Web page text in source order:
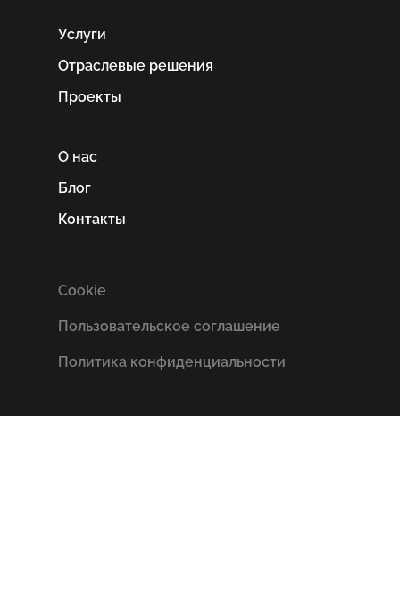
Услуги
Отраслевые решения
Проекты
О нас
Блог
Контакты
Cookie
Пользовательское соглашение
Политика конфиденциальности